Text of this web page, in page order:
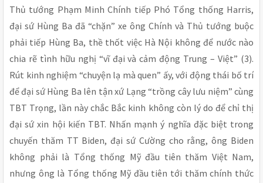
Thủ tướng Phạm Minh Chính tiếp Phó Tổng thống Harris,
đại sứ Hùng Ba đã “chặn” xe ông Chính và Thủ tướng buộc
phải tiếp Hùng Ba, thề thốt việc Hà Nội không để nước nào
chia rẽ tình hữu nghị “vĩ đại và cảm động Trung – Việt” (3).
Rút kinh nghiệm “chuyện lạ mà quen” ấy, với động thái bố trí
để đại sứ Hùng Ba lên tận xứ Lạng “trồng cây lưu niệm” cùng
TBT Trọng, lần này chắc Bắc kinh không còn lý do để chỉ thị
đại sứ xin hội kiến TBT. Nhấn mạnh ý nghĩa đặc biệt trong
chuyến thăm TT Biden, đại sứ Cường cho rằng, ông Biden
không phải là Tổng thống Mỹ đầu tiên thăm Việt Nam,
nhưng ông là Tổng thống Mỹ đầu tiên tới thăm chính thức